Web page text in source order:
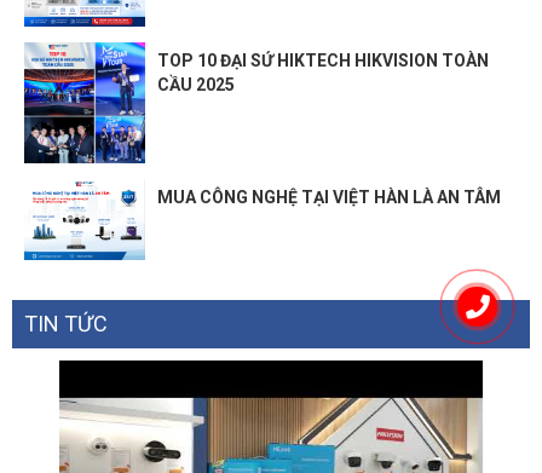
TOP 10 ĐẠI SỨ HIKTECH HIKVISION TOÀN
CẦU 2025
MUA CÔNG NGHỆ TẠI VIỆT HÀN LÀ AN TÂM
TIN TỨC